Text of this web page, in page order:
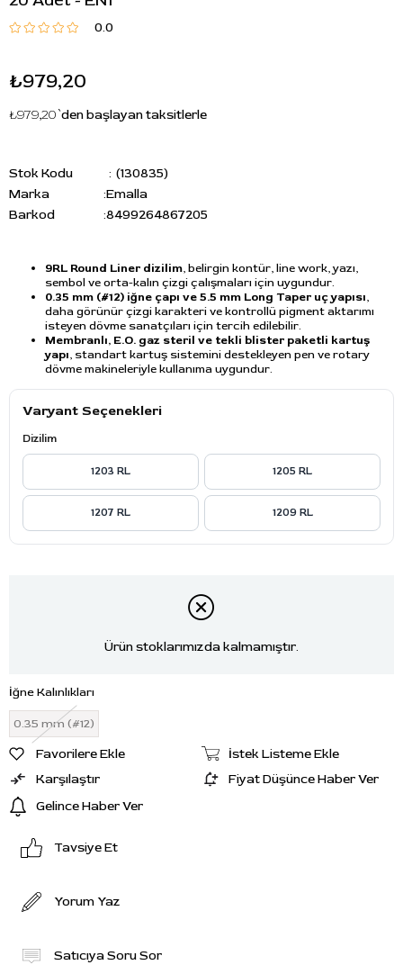
0.0
₺979,20
₺979,20`den başlayan taksitlerle
Stok Kodu
(130835)
Marka
:Emalla
Barkod
:8499264867205
9RL Round Liner dizilim, belirgin kontür, line work, yazı,
sembol ve orta-kalın çizgi çalışmaları için uygundur.
0.35 mm (#12) iğne çapı ve 5.5 mm Long Taper uç yapısı,
daha görünür çizgi karakteri ve kontrollü pigment aktarımı
isteyen dövme sanatçıları için tercih edilebilir.
Membranlı, E.O. gaz steril ve tekli blister paketli kartuş
yapı, standart kartuş sistemini destekleyen pen ve rotary
dövme makineleriyle kullanıma uygundur.
Varyant Seçenekleri
Dizilim
1203 RL 1205 RL
1207 RL 1209 RL
Ürün stoklarımızda kalmamıştır.
İğne Kalınlıkları
0.35 mm (#12)
Favorilere Ekle
İstek Listeme Ekle
Karşılaştır
Fiyat Düşünce Haber Ver
Gelince Haber Ver
Tavsiye Et
Yorum Yaz
Satıcıya Soru Sor